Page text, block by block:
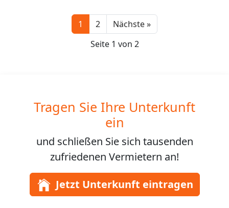
1 2 Nächste »Next
Seite 1 von 2
Tragen Sie Ihre Unterkunft
ein
und schließen Sie sich tausenden
zufriedenen Vermietern an!
Jetzt Unterkunft eintragen